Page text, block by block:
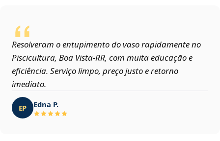
Resolveram o entupimento do vaso rapidamente no
Piscicultura, Boa Vista‑RR, com muita educação e
eficiência. Serviço limpo, preço justo e retorno
imediato.
EP Edna P.